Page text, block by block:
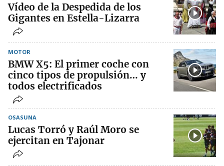
Vídeo de la Despedida de los
Gigantes en Estella-Lizarra
MOTOR
BMW X5: El primer coche con
cinco tipos de propulsión… y
todos electrificados
OSASUNA
Lucas Torró y Raúl Moro se
ejercitan en Tajonar